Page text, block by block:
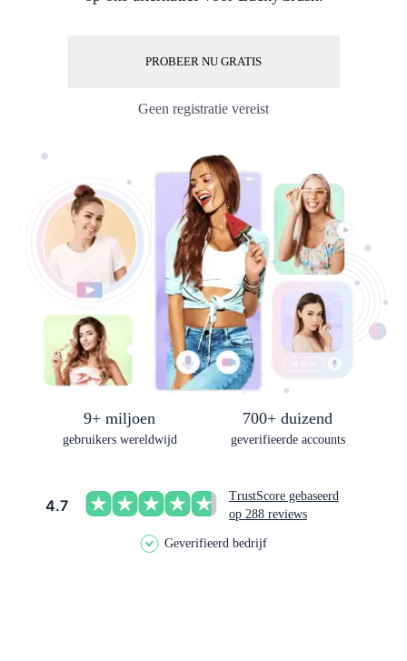
PROBEER NU GRATIS
Geen registratie vereist
9+ miljoen
gebruikers wereldwijd
700+ duizend
geverifieerde accounts
4.7
TrustScore gebaseerd
op 288 reviews
Geverifieerd bedrijf